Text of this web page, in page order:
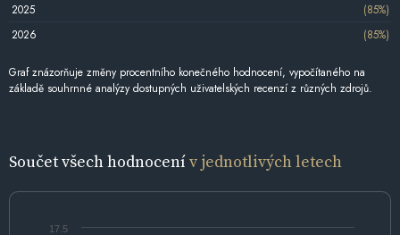
2025
(85%)
2026
(85%)
Graf znázorňuje změny procentního konečného hodnocení, vypočítaného na
základě souhrnné analýzy dostupných uživatelských recenzí z různých zdrojů.
Součet všech hodnocenív jednotlivých letech
17.5